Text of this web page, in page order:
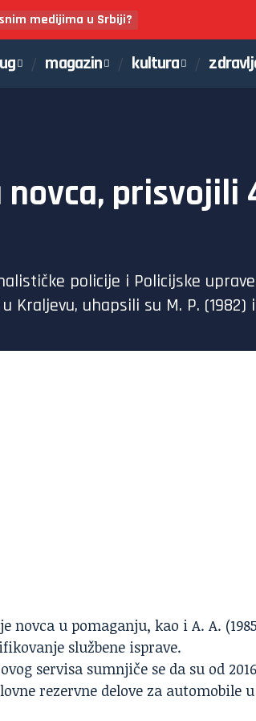
medijima u Srbiji?
magazin kultura
prisvojili
policije i Policijske
uhapsili su M. P. (1982)
novca u pomaganju, kao i A. A.
službene isprave.
servisa sumnjiče se da su od
rezervne delove za automobile u